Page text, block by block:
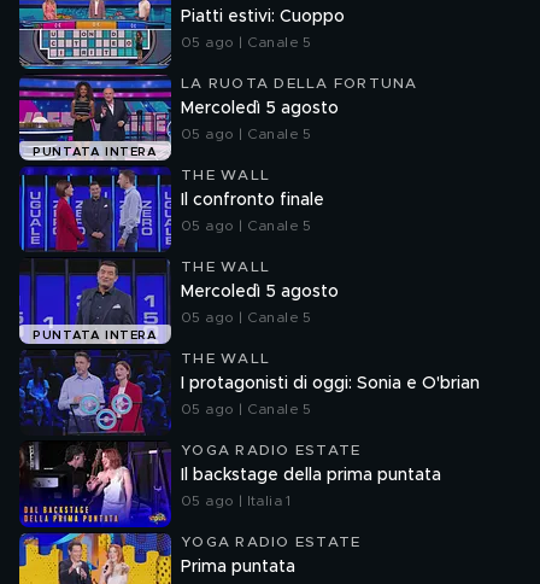
Piatti estivi: Cuoppo
05 ago | Canale 5
PUNTATA INTERA
LA RUOTA DELLA FORTUNA
Mercoledì 5 agosto
05 ago | Canale 5
THE WALL
Il confronto finale
05 ago | Canale 5
PUNTATA INTERA
THE WALL
Mercoledì 5 agosto
05 ago | Canale 5
THE WALL
I protagonisti di oggi: Sonia e O'brian
05 ago | Canale 5
YOGA RADIO ESTATE
Il backstage della prima puntata
05 ago | Italia 1
YOGA RADIO ESTATE
Prima puntata